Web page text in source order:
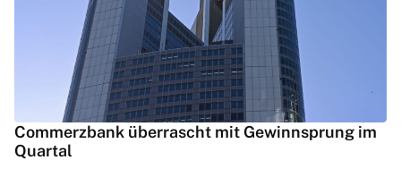
Commerzbank überrascht mit Gewinnsprung im
Quartal